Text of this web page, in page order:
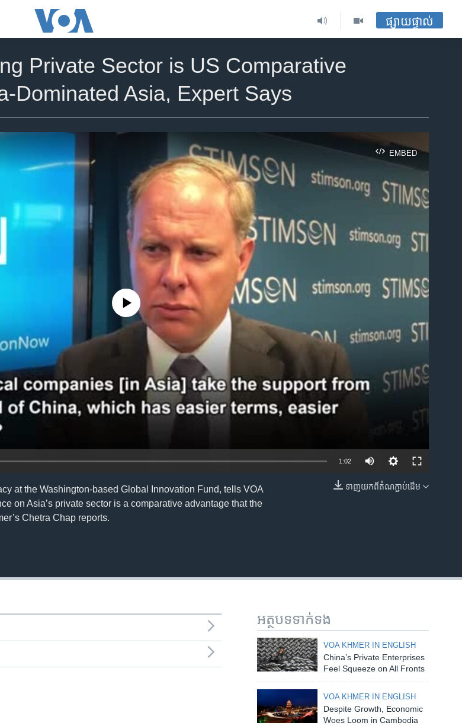
ផ្សាយផ្ទាល់
Private Sector is US Comparative
Dominated Asia, Expert Says
EMBED
EMBED
No media source currently available
1:02
ទាញ​យក​ពី​តំណភ្ជាប់​ដើម
at the Washington-based Global Innovation Fund, tells VOA
on Asia’s private sector is a comparative advantage that the
Chetra Chap reports.
អត្ថបទ​ទាក់ទង
VOA KHMER IN ENGLISH
China’s Private Enterprises
Feel Squeeze on All Fronts
VOA KHMER IN ENGLISH
Despite Growth, Economic
Woes Loom in Cambodia